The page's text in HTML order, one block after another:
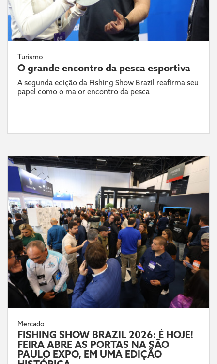
Turismo
O grande encontro da pesca esportiva
A segunda edição da Fishing Show Brazil reafirma seu
papel como o maior encontro da pesca
Mercado
FISHING SHOW BRAZIL 2026: É HOJE!
FEIRA ABRE AS PORTAS NA SÃO
PAULO EXPO, EM UMA EDIÇÃO